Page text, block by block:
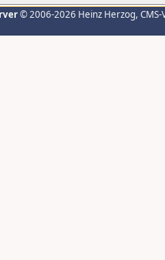
© 2006-2026 Heinz Herzog,